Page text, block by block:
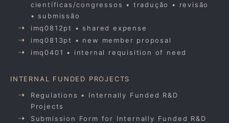
científicas/congressos • tradução • revisão
• submissão
imq0812pt • shared expense
imq0813pt • new member proposal
imq0401 • internal requisition of need
INTERNAL FUNDED PROJECTS
Regulations • Internally Funded R&D
Projects
Submission Form for Internally Funded R&D